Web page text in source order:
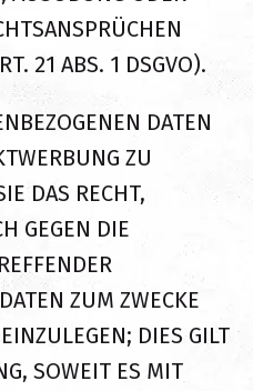
21 ABS. 1 DSGVO).
DATEN
ZU
DAS RECHT,
GEGEN DIE
ZUM ZWECKE
DIES GILT
SOWEIT ES MIT